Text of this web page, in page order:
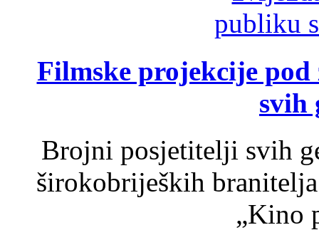
Filmske projekcije
svih
Brojni posjetitelji svih
širokobrijeških
„Kino